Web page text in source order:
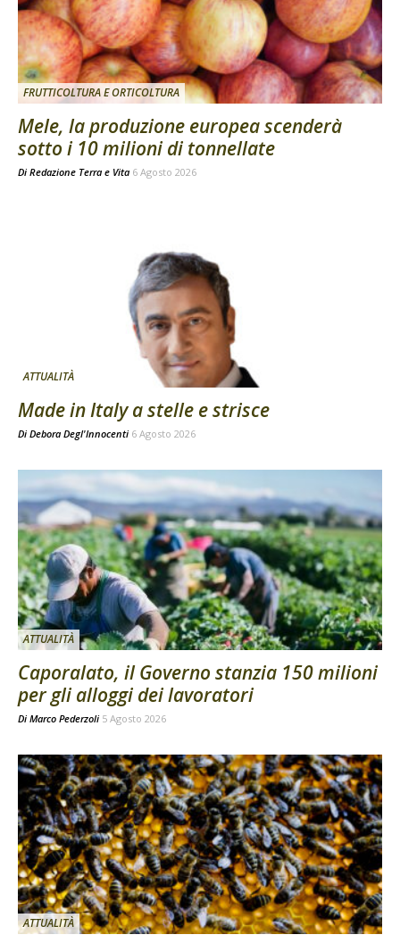
FRUTTICOLTURA E ORTICOLTURA
Mele, la produzione europea scenderà
sotto i 10 milioni di tonnellate
Di Redazione Terra e Vita 6 Agosto 2026
ATTUALITÀ
Made in Italy a stelle e strisce
Di Debora Degl'Innocenti 6 Agosto 2026
ATTUALITÀ
Caporalato, il Governo stanzia 150 milioni
per gli alloggi dei lavoratori
Di Marco Pederzoli 5 Agosto 2026
ATTUALITÀ